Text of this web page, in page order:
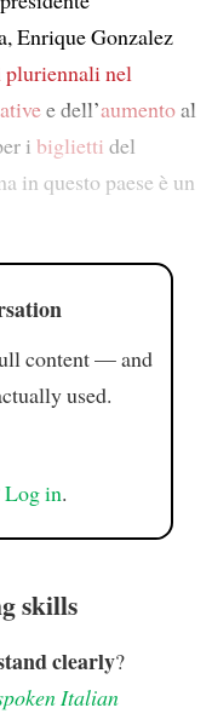
Enrique Gonzalez
nel
e dell’aumentoal
i biglietti del
in questo paese è un
content — and
used.
Log in.
skills
clearly?
Italian